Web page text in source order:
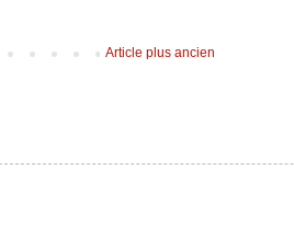
Article plus ancien